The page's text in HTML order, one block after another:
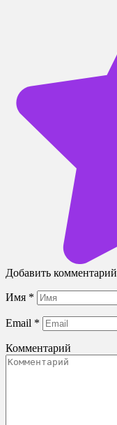
Добавить комментарий
Имя *
Email *
Комментарий